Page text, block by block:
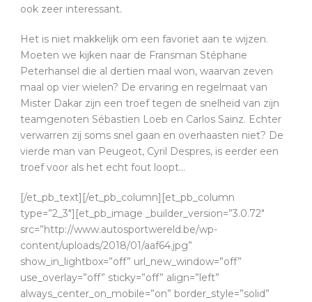
ook zeer interessant.
Het is niet makkelijk om een favoriet aan te wijzen.
Moeten we kijken naar de Fransman Stéphane
Peterhansel die al dertien maal won, waarvan zeven
maal op vier wielen? De ervaring en regelmaat van
Mister Dakar zijn een troef tegen de snelheid van zijn
teamgenoten Sébastien Loeb en Carlos Sainz. Echter
verwarren zij soms snel gaan en overhaasten niet? De
vierde man van Peugeot, Cyril Despres, is eerder een
troef voor als het echt fout loopt…
[/et_pb_text][/et_pb_column][et_pb_column
type=”2_3″][et_pb_image _builder_version=”3.0.72″
src=”http://www.autosportwereld.be/wp-
content/uploads/2018/01/aaf64.jpg”
show_in_lightbox=”off” url_new_window=”off”
use_overlay=”off” sticky=”off” align=”left”
always_center_on_mobile=”on” border_style=”solid”